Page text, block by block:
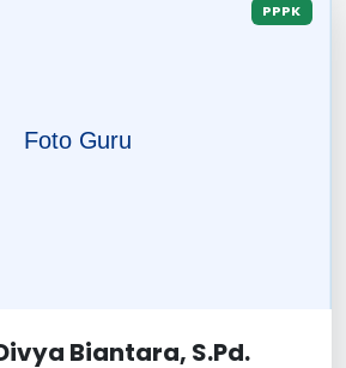
PPPK
Biantara, S.Pd.